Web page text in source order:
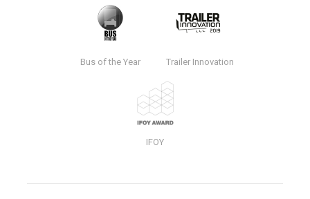
Bus of the Year Trailer Innovation
IFOY